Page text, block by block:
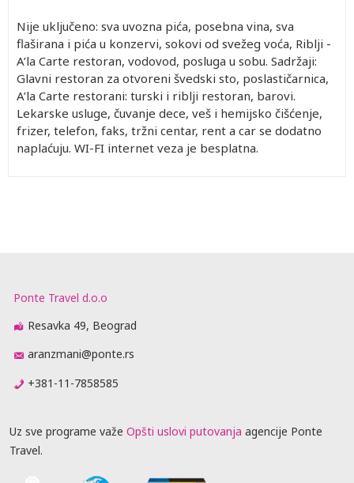
Nije uključeno: sva uvozna pića, posebna vina, sva
flaširana i pića u konzervi, sokovi od svežeg voća, Riblji -
A’la Carte restoran, vodovod, posluga u sobu. Sadržaji:
Glavni restoran za otvoreni švedski sto, poslastičarnica,
A’la Carte restorani: turski i riblji restoran, barovi.
Lekarske usluge, čuvanje dece, veš i hemijsko čišćenje,
frizer, telefon, faks, tržni centar, rent a car se dodatno
naplaćuju. WI-FI internet veza je besplatna.
Ponte Travel d.o.o
Resavka 49, Beograd
aranzmani@ponte.rs
+381-11-7858585
Uz sve programe važe Opšti uslovi putovanja agencije Ponte
Travel.